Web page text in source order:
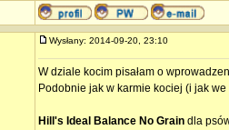
Wysłany: 2014-09-20, 23:10
W dziale kocim pisałam o
Podobnie jak w karmie kociej (i jak
Hill's Ideal Balance No Graindla